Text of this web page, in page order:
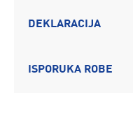
DEKLARACIJA
ISPORUKA ROBE